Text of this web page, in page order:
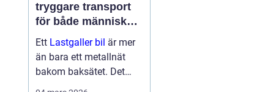
tryggare transport
för både människor
och hundar
Ett Lastgaller bil är mer
än bara ett metallnät
bakom baksätet. Det